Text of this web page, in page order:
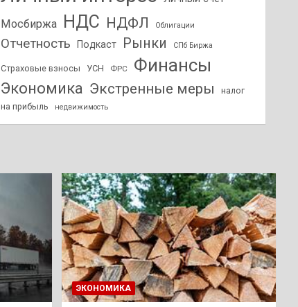
Мосбиржа НДС НДФЛ Облигации
Отчетность Подкаст Рынки СПб Биржа
Страховые взносы УСН ФРС Финансы
Экономика Экстренные меры
налог
на прибыль
недвижимость
ЭКОНОМИКА